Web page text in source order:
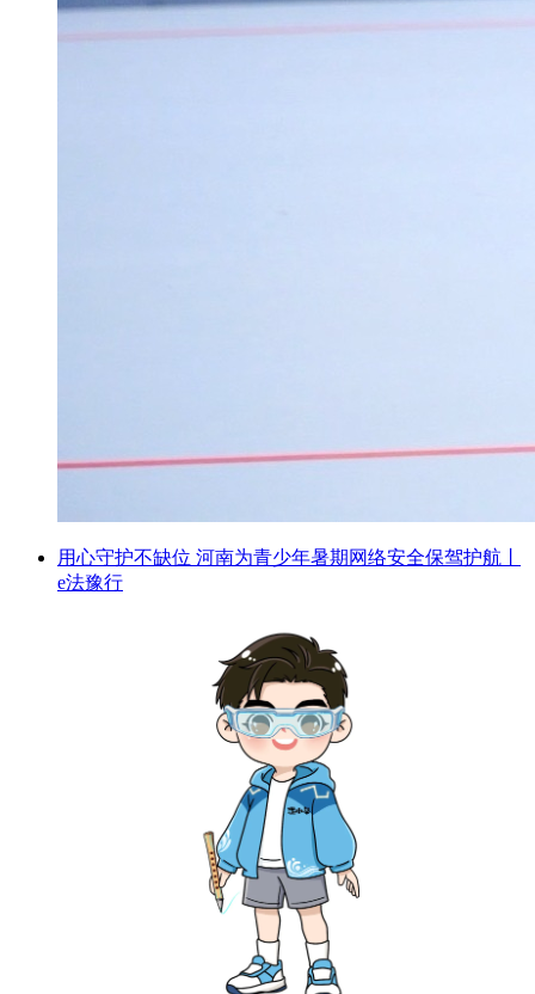
用心守护不缺位 河南为青少年暑期网络安全保驾护航丨
e法豫行